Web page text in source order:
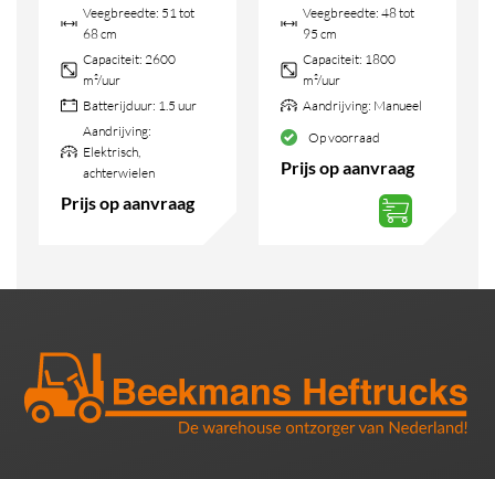
Veegbreedte: 51 tot
68 cm
Capaciteit: 2600
m²/uur
Batterijduur: 1.5 uur
Aandrijving:
Elektrisch,
achterwielen
Prijs op aanvraag
Veegbreedte: 48 tot
95 cm
Capaciteit: 1800
m²/uur
Aandrijving: Manueel
Op voorraad
Prijs op aanvraag